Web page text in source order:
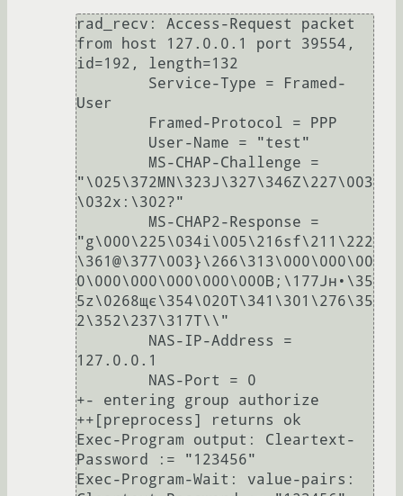
rad_recv: Access-Request packet
from host 127.0.0.1 port 39554,
id=192, length=132
User
"\025\372MN\323J\327\346Z\227\003
\032x:\302?"
"g\000\225\034i\005\216sf\211\222
\361@\377\003}\266\313\000\000\00
0\000\000\000\000\000B;\177Jн•\35
5z\0268щє\354\020T\341\301\276\35
2\352\237\317T\\"
127.0.0.1
+- entering group authorize
++[preprocess] returns ok
Exec-Program output: Cleartext-
Password := "123456"
Exec-Program-Wait: value-pairs: